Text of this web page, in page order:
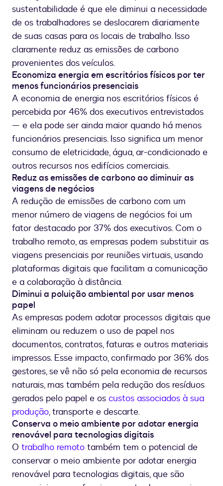
sustentabilidade é que ele diminui a necessidade
de os trabalhadores se deslocarem diariamente
de suas casas para os locais de trabalho. Isso
claramente reduz as emissões de carbono
provenientes dos veículos.
Economiza energia em escritórios físicos por ter
menos funcionários presenciais
A economia de energia nos escritórios físicos é
percebida por 46% dos executivos entrevistados
— e ela pode ser ainda maior quando há menos
funcionários presenciais. Isso significa um menor
consumo de eletricidade, água, ar-condicionado e
outros recursos nos edifícios comerciais.
Reduz as emissões de carbono ao diminuir as
viagens de negócios
A redução de emissões de carbono com um
menor número de viagens de negócios foi um
fator destacado por 37% dos executivos. Com o
trabalho remoto, as empresas podem substituir as
viagens presenciais por reuniões virtuais, usando
plataformas digitais que facilitam a comunicação
e a colaboração à distância.
Diminui a poluição ambiental por usar menos
papel
As empresas podem adotar processos digitais que
eliminam ou reduzem o uso de papel nos
documentos, contratos, faturas e outros materiais
impressos. Esse impacto, confirmado por 36% dos
gestores, se vê não só pela economia de recursos
naturais, mas também pela redução dos resíduos
gerados pelo papel e os custos associados à sua
produção, transporte e descarte.
Conserva o meio ambiente por adotar energia
renovável para tecnologias digitais
O trabalho remoto também tem o potencial de
conservar o meio ambiente por adotar energia
renovável para tecnologias digitais, que são